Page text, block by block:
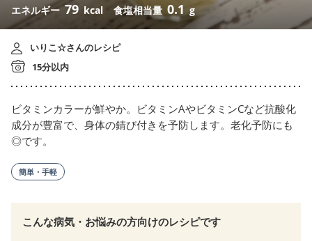
エネルギー 79 kcal 食塩相当量 0.1 g
いりこ☆さんのレシピ
15分以内
ビタミンカラーが鮮やか。ビタミンAやビタミンCなど抗酸化
成分が豊富で、身体の錆び付きを予防します。老化予防にも
◎です。
簡単・手軽
こんな病気・お悩みの方向けのレシピです